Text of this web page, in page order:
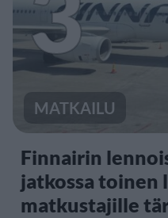
MATKAILU
Finnairin
jatkossa toinen
matkustajille